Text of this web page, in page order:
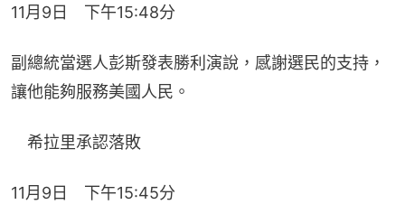
11月9日　下午15:48分
副總統當選人彭斯發表勝利演說，感謝選民的支持，
讓他能夠服務美國人民。
希拉里承認落敗
11月9日　下午15:45分